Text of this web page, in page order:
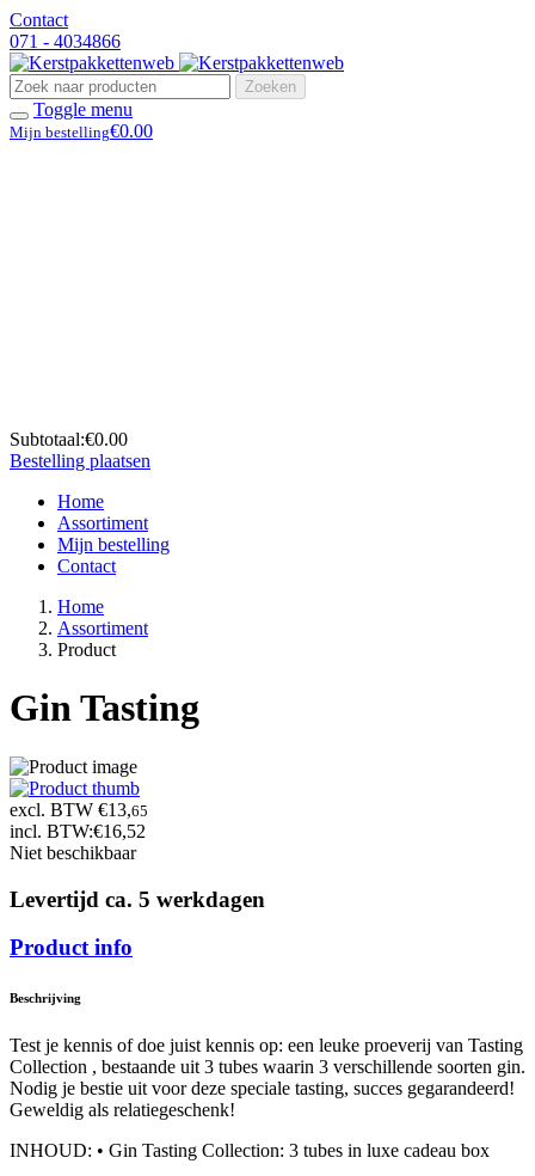
Contact
071 - 4034866
Zoeken
Toggle menu
Mijn bestelling€0.00
Subtotaal:€0.00
Bestelling plaatsen
Home
Assortiment
Mijn bestelling
Contact
Home
Assortiment
Product
Gin Tasting
excl. BTW €13,65
incl. BTW:€16,52
Niet beschikbaar
Levertijd ca. 5 werkdagen
Product info
Beschrijving
Test je kennis of doe juist kennis op: een leuke proeverij van Tasting
Collection , bestaande uit 3 tubes waarin 3 verschillende soorten gin.
Nodig je bestie uit voor deze speciale tasting, succes gegarandeerd!
Geweldig als relatiegeschenk!
INHOUD: • Gin Tasting Collection: 3 tubes in luxe cadeau box